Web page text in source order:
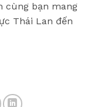
cùng bạn mang
Thái Lan đến